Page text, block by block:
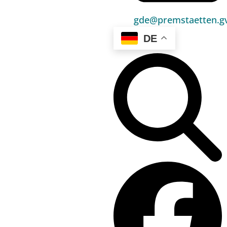
DE
Bildung, Kinderbetreuung & Schule
Jugend, Familie & Senior:innen
Gesundheit & Soziales